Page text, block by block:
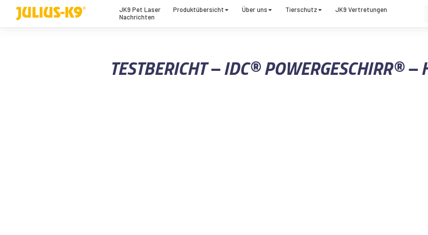
JK9 Pet Laser Produktübersicht Über uns Tierschutz
JK9 Vertretungen
Nachrichten
TESTBERICHT – IDC® POWERGESCHIRR® –